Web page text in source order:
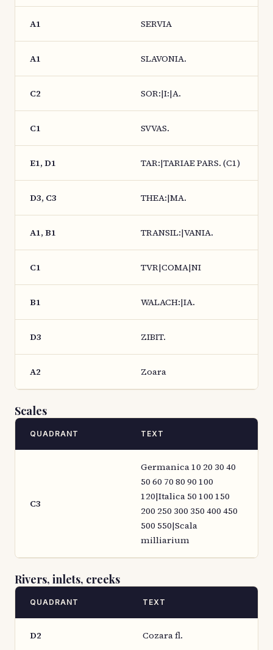
A1 SERVIA
A1 SLAVONIA.
C2 SOR:|I:|A.
C1 SVVAS.
E1, D1 TAR:|TARIAE PARS. (C1)
D3, C3 THEA:|MA.
A1, B1 TRANSIL:|VANIA.
C1 TVR|COMA|NI
B1 WALACH:|IA.
D3 ZIBIT.
A2 Zoara
Scales
QUADRANT TEXT
C3
Germanica 10 20 30 40
50 60 70 80 90 100
120|Italica 50 100 150
200 250 300 350 400 450
500 550|Scala
milliarium
Rivers, inlets, creeks
QUADRANT TEXT
D2 Cozara fl.